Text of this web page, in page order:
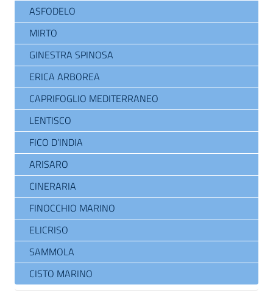
ASFODELO
MIRTO
GINESTRA SPINOSA
ERICA ARBOREA
CAPRIFOGLIO MEDITERRANEO
LENTISCO
FICO D’INDIA
ARISARO
CINERARIA
FINOCCHIO MARINO
ELICRISO
SAMMOLA
CISTO MARINO